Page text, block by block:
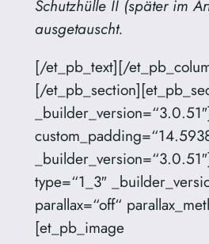
Schutzhülle II (später im
ausgetauscht.
[/et_pb_text][/
[/
type=“1_3″
parallax=“off“
[et_pb_image